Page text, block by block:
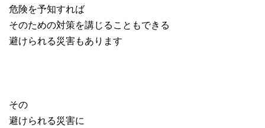
危険を予知すれば
そのための対策を講じることもできる
避けられる災害もあります
その
避けられる災害に